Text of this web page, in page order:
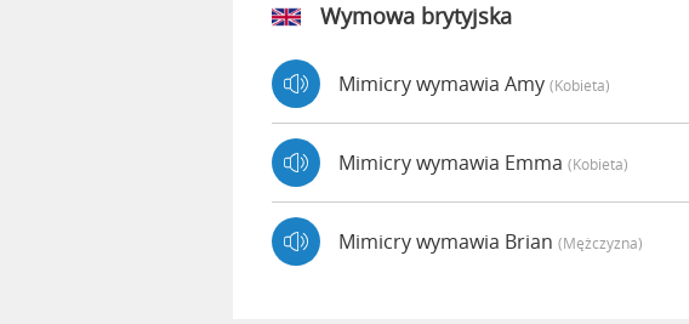
Wymowa brytyjska
Mimicry wymawia Amy (kobieta)
Mimicry wymawia Emma (kobieta)
Mimicry wymawia Brian (mężczyzna)